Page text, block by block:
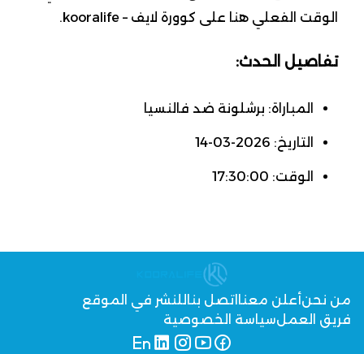
الوقت الفعلي هنا على كوورة لايف – kooralife.
تفاصيل الحدث:
المباراة: برشلونة ضد فالنسيا
التاريخ: 2026-03-14
الوقت: 17:30:00
من نحنأعلن معنا اتصل بنا للنشر في الموقع
فريق العملسياسة الخصوصية